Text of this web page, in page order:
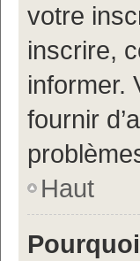
votre
inscrire,
informer.
fournir
Haut